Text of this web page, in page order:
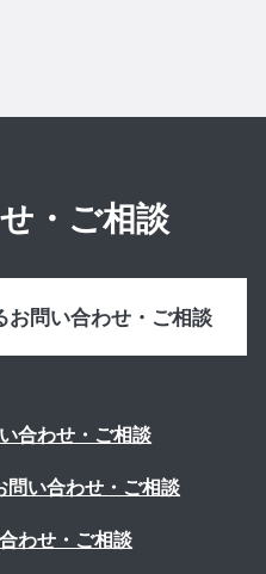
・ご相談
お問い合わせ・ご相談
合わせ・ご相談
い合わせ・ご相談
わせ・ご相談